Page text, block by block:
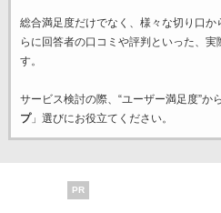
総合満足度だけでなく、様々な切り口か
らに回答者の口コミや評判といった、
す。
サービス検討の際、“ユーザー満足度”か
プ」選びにお役立てください。
PR